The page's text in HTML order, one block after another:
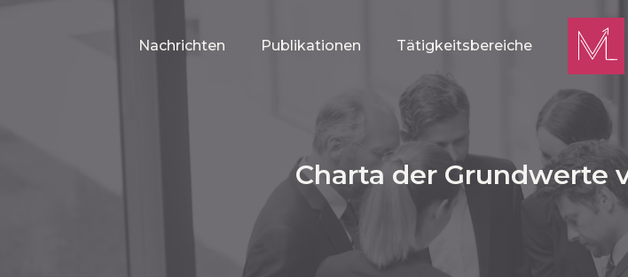
Nachrichten Publikationen Tätigkeitsbereiche
Charta der Grundwerte